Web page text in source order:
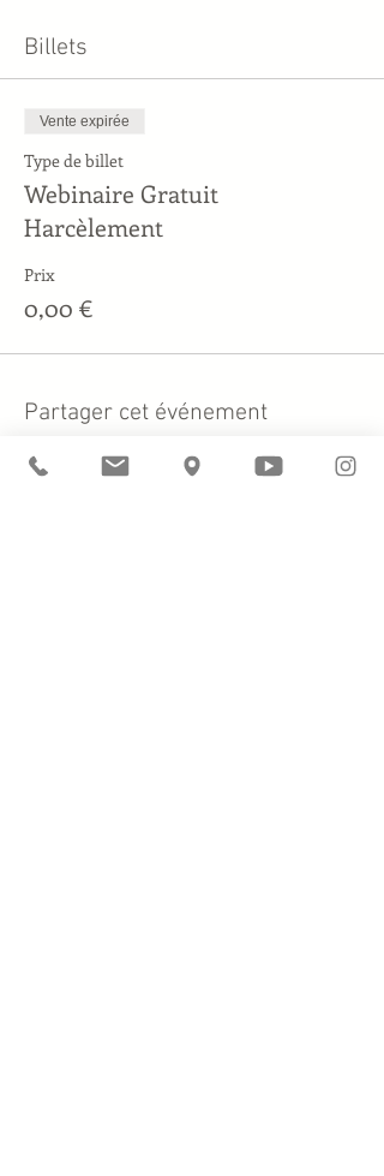
Billets
Vente expirée
Type de billet
Webinaire Gratuit
Harcèlement
Prix
0,00 €
Partager cet événement